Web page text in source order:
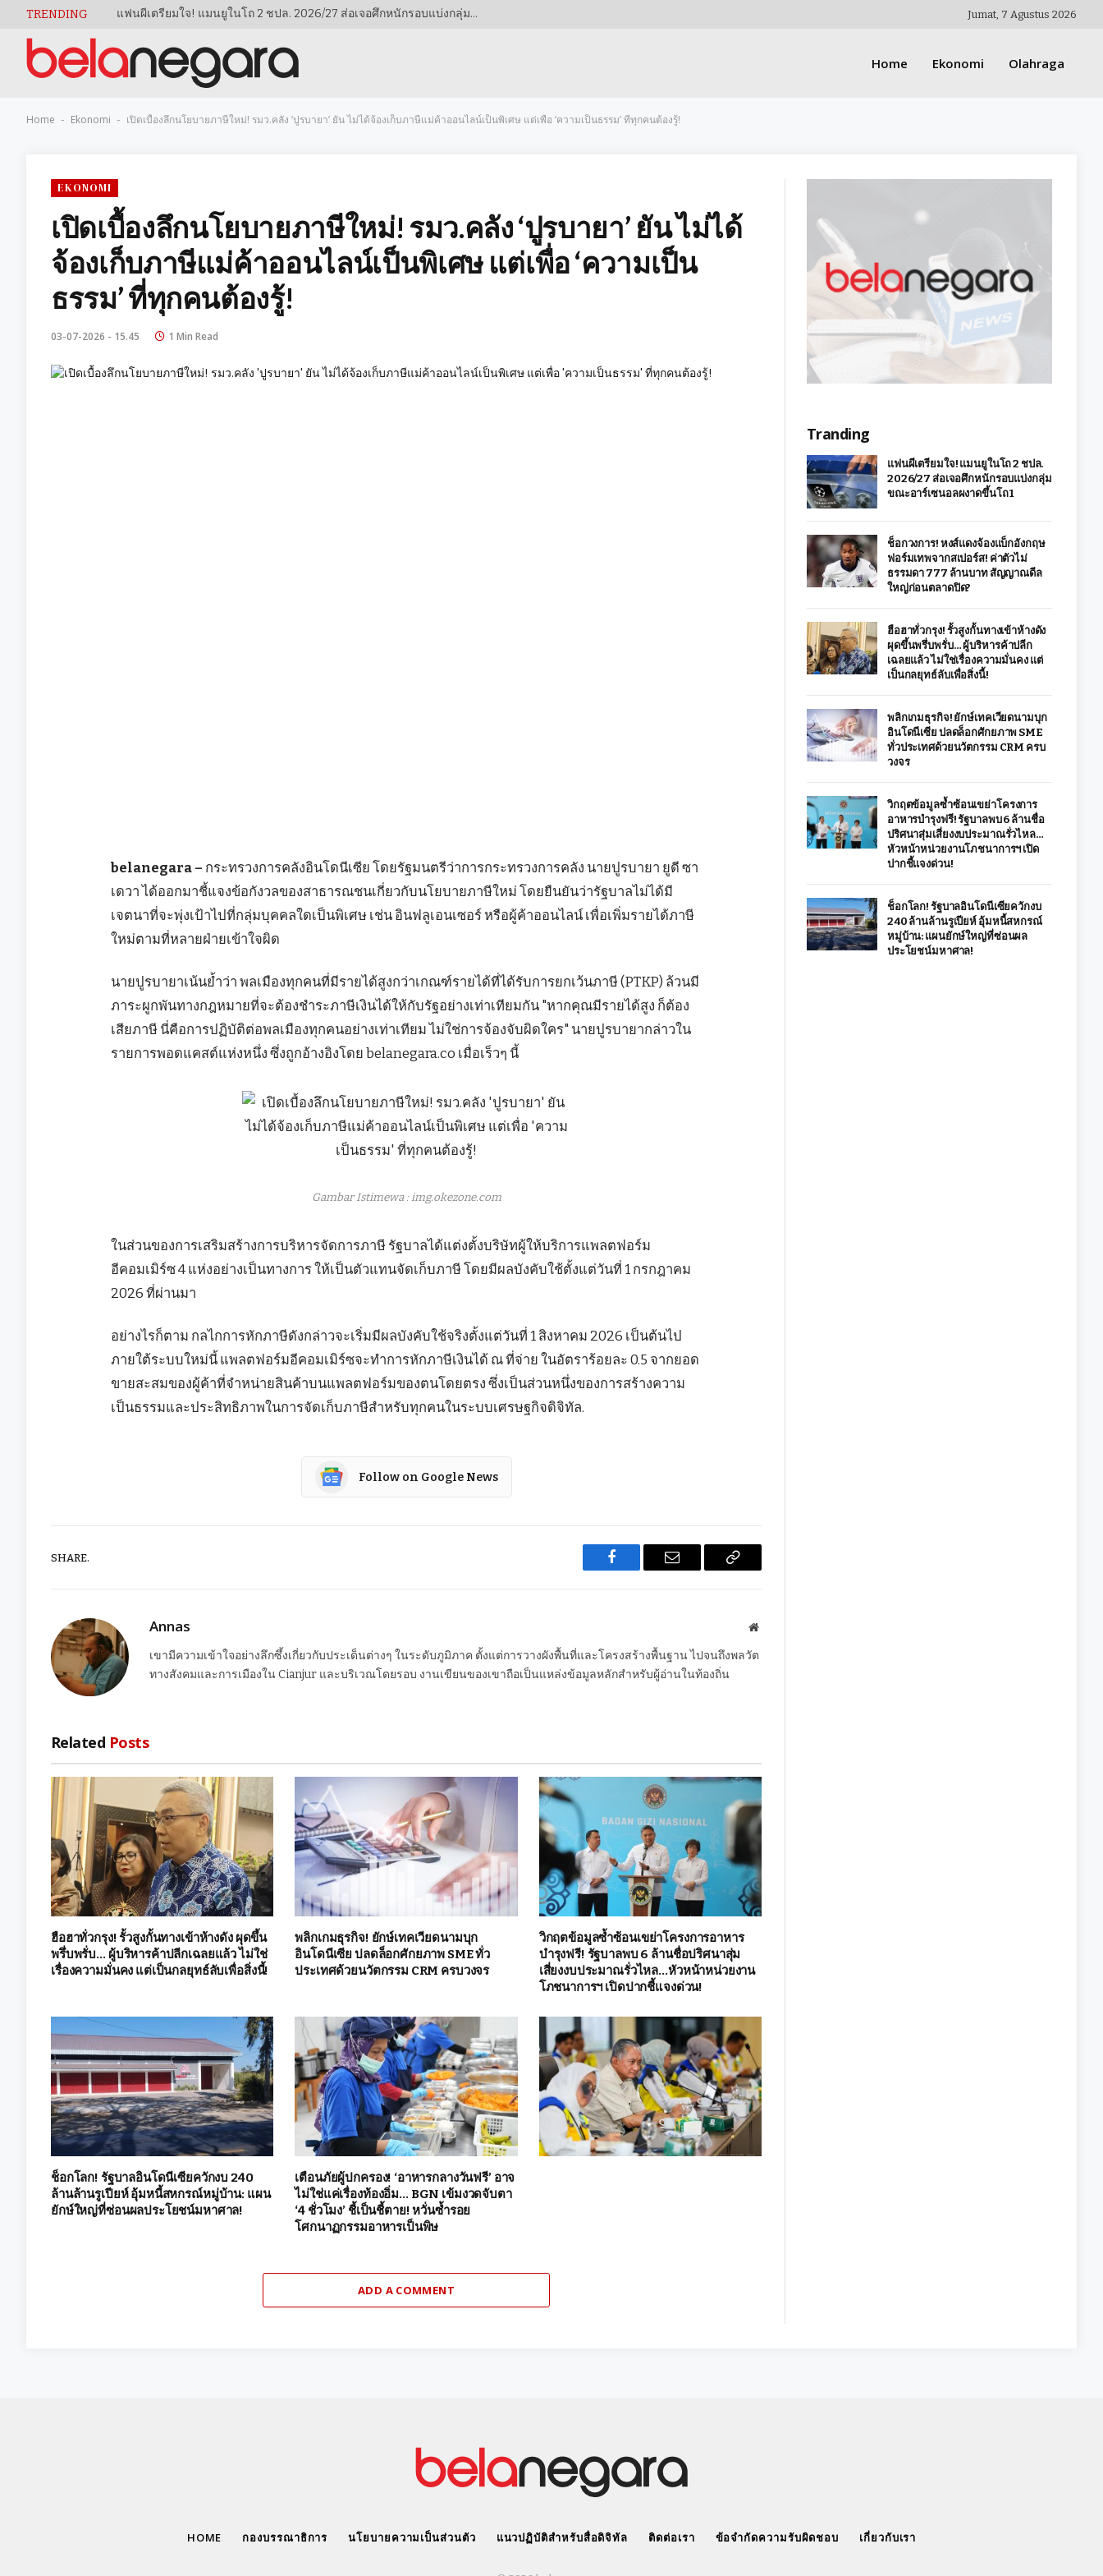
TRENDING แฟนผีเตรียมใจ! แมนยูในโถ 2 ชปล. 2026/27 ส่อเจอศึกหนักรอบแบ่งกลุ่ม ขณะอาร์เซนอลผงาดขึ้นโถ 1 Jumat, 7 Agustus 2026
Home Ekonomi Olahraga
Home - Ekonomi - เปิดเบื้องลึกนโยบายภาษีใหม่! รมว.คลัง ‘ปูรบายา’ ยัน ไม่ได้จ้องเก็บภาษีแม่ค้าออนไลน์เป็นพิเศษ แต่เพื่อ ‘ความเป็นธรรม’ ที่ทุกคนต้องรู้!
EKONOMI
เปิดเบื้องลึกนโยบายภาษีใหม่! รมว.คลัง ‘ปูรบายา’ ยัน ไม่ได้
จ้องเก็บภาษีแม่ค้าออนไลน์เป็นพิเศษ แต่เพื่อ ‘ความเป็น
ธรรม’ ที่ทุกคนต้องรู้!
03-07-2026 - 15.45 1 Min Read
belanegara – กระทรวงการคลังอินโดนีเซีย โดยรัฐมนตรีว่าการกระทรวงการคลัง นายปูรบายา ยูดี ซา
เดวา ได้ออกมาชี้แจงข้อกังวลของสาธารณชนเกี่ยวกับนโยบายภาษีใหม่ โดยยืนยันว่ารัฐบาลไม่ได้มี
เจตนาที่จะพุ่งเป้าไปที่กลุ่มบุคคลใดเป็นพิเศษ เช่น อินฟลูเอนเซอร์ หรือผู้ค้าออนไลน์ เพื่อเพิ่มรายได้ภาษี
ใหม่ตามที่หลายฝ่ายเข้าใจผิด
นายปูรบายาเน้นย้ำว่า พลเมืองทุกคนที่มีรายได้สูงกว่าเกณฑ์รายได้ที่ได้รับการยกเว้นภาษี (PTKP) ล้วนมี
ภาระผูกพันทางกฎหมายที่จะต้องชำระภาษีเงินได้ให้กับรัฐอย่างเท่าเทียมกัน "หากคุณมีรายได้สูง ก็ต้อง
เสียภาษี นี่คือการปฏิบัติต่อพลเมืองทุกคนอย่างเท่าเทียม ไม่ใช่การจ้องจับผิดใคร" นายปูรบายากล่าวใน
รายการพอดแคสต์แห่งหนึ่ง ซึ่งถูกอ้างอิงโดย belanegara.co เมื่อเร็วๆ นี้
Gambar Istimewa : img.okezone.com
ในส่วนของการเสริมสร้างการบริหารจัดการภาษี รัฐบาลได้แต่งตั้งบริษัทผู้ให้บริการแพลตฟอร์ม
อีคอมเมิร์ซ 4 แห่งอย่างเป็นทางการ ให้เป็นตัวแทนจัดเก็บภาษี โดยมีผลบังคับใช้ตั้งแต่วันที่ 1 กรกฎาคม
2026 ที่ผ่านมา
อย่างไรก็ตาม กลไกการหักภาษีดังกล่าวจะเริ่มมีผลบังคับใช้จริงตั้งแต่วันที่ 1 สิงหาคม 2026 เป็นต้นไป
ภายใต้ระบบใหม่นี้ แพลตฟอร์มอีคอมเมิร์ซจะทำการหักภาษีเงินได้ ณ ที่จ่าย ในอัตราร้อยละ 0.5 จากยอด
ขายสะสมของผู้ค้าที่จำหน่ายสินค้าบนแพลตฟอร์มของตนโดยตรง ซึ่งเป็นส่วนหนึ่งของการสร้างความ
เป็นธรรมและประสิทธิภาพในการจัดเก็บภาษีสำหรับทุกคนในระบบเศรษฐกิจดิจิทัล.
Follow on Google News
SHARE.
Facebook Email
Copy
Annas Website
เขามีความเข้าใจอย่างลึกซึ้งเกี่ยวกับประเด็นต่างๆ ในระดับภูมิภาค ตั้งแต่การวางผังพื้นที่และโครงสร้างพื้นฐาน ไปจนถึงพลวัต
ทางสังคมและการเมืองใน Cianjur และบริเวณโดยรอบ งานเขียนของเขาถือเป็นแหล่งข้อมูลหลักสำหรับผู้อ่านในท้องถิ่น
Related Posts
ฮือฮาทั่วกรุง! รั้วสูงกั้นทางเข้าห้างดัง ผุดขึ้น
พรึ่บพรั่บ… ผู้บริหารค้าปลีกเฉลยแล้ว ไม่ใช่
เรื่องความมั่นคง แต่เป็นกลยุทธ์ลับเพื่อสิ่งนี้!
พลิกเกมธุรกิจ! ยักษ์เทคเวียดนามบุก
อินโดนีเซีย ปลดล็อกศักยภาพ SME ทั่ว
ประเทศด้วยนวัตกรรม CRM ครบวงจร
วิกฤตข้อมูลซ้ำซ้อนเขย่าโครงการอาหาร
บำรุงฟรี! รัฐบาลพบ 6 ล้านชื่อปริศนาสุ่ม
เสี่ยงงบประมาณรั่วไหล…หัวหน้าหน่วยงาน
โภชนาการฯ เปิดปากชี้แจงด่วน!
ช็อกโลก! รัฐบาลอินโดนีเซียควักงบ 240
ล้านล้านรูเปียห์ อุ้มหนี้สหกรณ์หมู่บ้าน: แผน
ยักษ์ใหญ่ที่ซ่อนผลประโยชน์มหาศาล!
เตือนภัยผู้ปกครอง! ‘อาหารกลางวันฟรี’ อาจ
ไม่ใช่แค่เรื่องท้องอิ่ม… BGN เข้มงวดจับตา
‘4 ชั่วโมง’ ชี้เป็นชี้ตาย! หวั่นซ้ำรอย
โศกนาฏกรรมอาหารเป็นพิษ
ADD A COMMENT
Tranding
แฟนผีเตรียมใจ! แมนยูในโถ 2 ชปล.
2026/27 ส่อเจอศึกหนักรอบแบ่งกลุ่ม
ขณะอาร์เซนอลผงาดขึ้นโถ 1
ช็อกวงการ! หงส์แดงจ้องแบ็กอังกฤษ
ฟอร์มเทพจากสเปอร์ส! ค่าตัวไม่
ธรรมดา 777 ล้านบาท สัญญาณดีล
ใหญ่ก่อนตลาดปิด?
ฮือฮาทั่วกรุง! รั้วสูงกั้นทางเข้าห้างดัง
ผุดขึ้นพรึ่บพรั่บ… ผู้บริหารค้าปลีก
เฉลยแล้ว ไม่ใช่เรื่องความมั่นคง แต่
เป็นกลยุทธ์ลับเพื่อสิ่งนี้!
พลิกเกมธุรกิจ! ยักษ์เทคเวียดนามบุก
อินโดนีเซีย ปลดล็อกศักยภาพ SME
ทั่วประเทศด้วยนวัตกรรม CRM ครบ
วงจร
วิกฤตข้อมูลซ้ำซ้อนเขย่าโครงการ
อาหารบำรุงฟรี! รัฐบาลพบ 6 ล้านชื่อ
ปริศนาสุ่มเสี่ยงงบประมาณรั่วไหล…
หัวหน้าหน่วยงานโภชนาการฯ เปิด
ปากชี้แจงด่วน!
ช็อกโลก! รัฐบาลอินโดนีเซียควักงบ
240 ล้านล้านรูเปียห์ อุ้มหนี้สหกรณ์
หมู่บ้าน: แผนยักษ์ใหญ่ที่ซ่อนผล
ประโยชน์มหาศาล!
HOME กองบรรณาธิการ นโยบายความเป็นส่วนตัว แนวปฏิบัติสำหรับสื่อดิจิทัล ติดต่อเรา ข้อจำกัดความรับผิดชอบ เกี่ยวกับเรา